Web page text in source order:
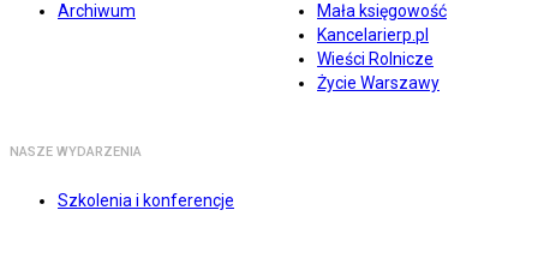
Archiwum
Mała księgowość
Kancelarierp.pl
Wieści Rolnicze
Życie Warszawy
NASZE WYDARZENIA
Szkolenia i konferencje